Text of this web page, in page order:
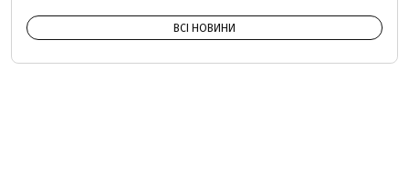
ВСІ НОВИНИ